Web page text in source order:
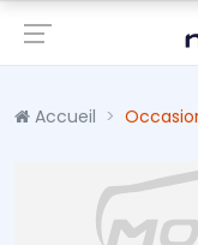
Accueil